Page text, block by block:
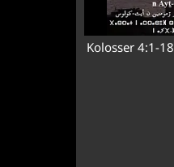
Kolosser 4:1-18